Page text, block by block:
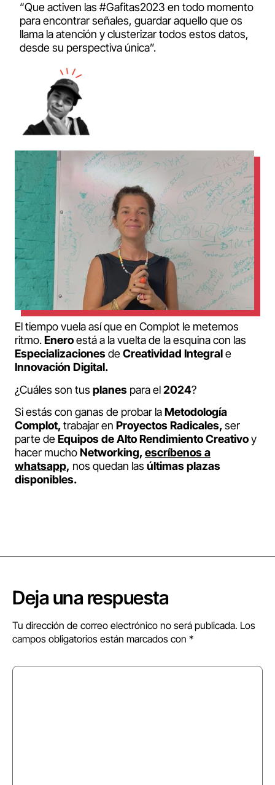
“Que activen las #Gafitas2023 en todo momento
para encontrar señales, guardar aquello que os
llama la atención y clusterizar todos estos datos,
desde su perspectiva única”.
El tiempo vuela así que en Complot le metemos
ritmo.Eneroestá a la vuelta de la esquina con las
EspecializacionesdeCreatividad Integrale
Innovación Digital.
¿Cuáles son tus planes para el2024?
Si estás con ganas de probar laMetodología
Complot, trabajar en Proyectos Radicales, ser
parte deEquipos de Alto Rendimiento Creativoy
hacer muchoNetworking, escríbenos a
whatsapp, nos quedan las últimas plazas
disponibles.
Deja una respuesta
Tu dirección de correo electrónico no será publicada. Los
campos obligatorios están marcados con *